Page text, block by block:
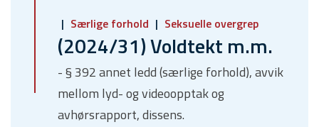
Særlige forhold Seksuelle overgrep
(2024/31) Voldtekt m.m.
- § 392 annet ledd (særlige forhold), avvik
mellom lyd- og videoopptak og
avhørsrapport, dissens.